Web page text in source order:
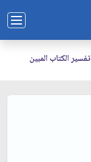
تفسير الكتاب المبين